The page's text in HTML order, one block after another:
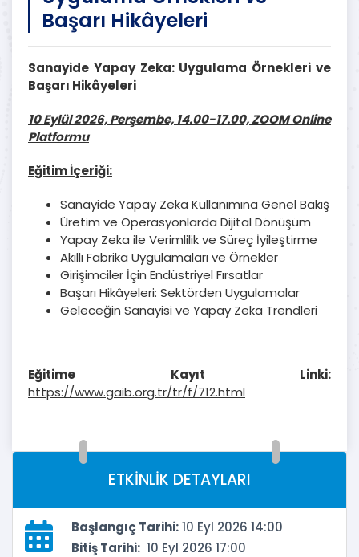
Başarı Hikâyeleri
Sanayide Yapay Zeka: Uygulama Örnekleri ve
Başarı Hikâyeleri
10 Eylül 2026, Perşembe, 14.00-17.00, ZOOM Online
Platformu
Eğitim İçeriği:
Sanayide Yapay Zeka Kullanımına Genel Bakış
Üretim ve Operasyonlarda Dijital Dönüşüm
Yapay Zeka ile Verimlilik ve Süreç İyileştirme
Akıllı Fabrika Uygulamaları ve Örnekler
Girişimciler İçin Endüstriyel Fırsatlar
Başarı Hikâyeleri: Sektörden Uygulamalar
Geleceğin Sanayisi ve Yapay Zeka Trendleri
Eğitime Kayıt Linki:
https://www.gaib.org.tr/tr/f/712.html
ETKİNLİK DETAYLARI
Başlangıç Tarihi:10 Eyl 2026 14:00
Bitiş Tarihi: 10 Eyl 2026 17:00